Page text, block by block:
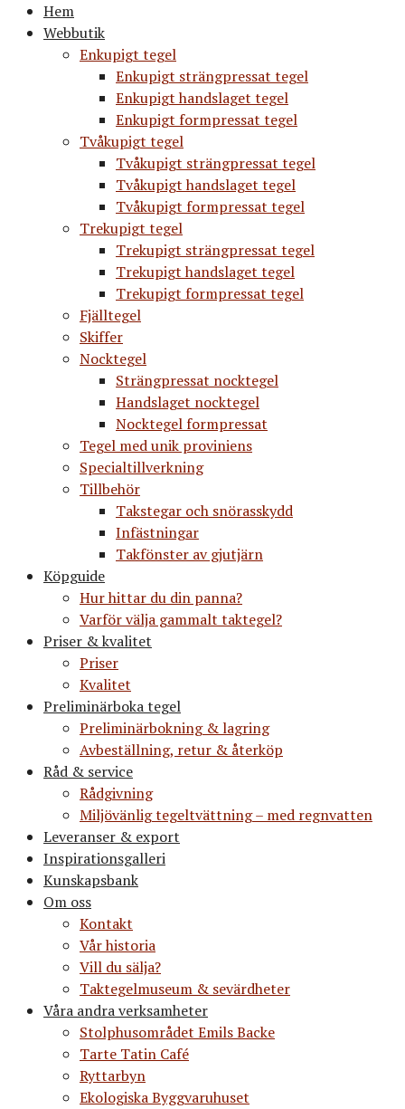
Hem
Webbutik
Enkupigt tegel
Enkupigt strängpressat tegel
Enkupigt handslaget tegel
Enkupigt formpressat tegel
Tvåkupigt tegel
Tvåkupigt strängpressat tegel
Tvåkupigt handslaget tegel
Tvåkupigt formpressat tegel
Trekupigt tegel
Trekupigt strängpressat tegel
Trekupigt handslaget tegel
Trekupigt formpressat tegel
Fjälltegel
Skiffer
Nocktegel
Strängpressat nocktegel
Handslaget nocktegel
Nocktegel formpressat
Tegel med unik proviniens
Specialtillverkning
Tillbehör
Takstegar och snörasskydd
Infästningar
Takfönster av gjutjärn
Köpguide
Hur hittar du din panna?
Varför välja gammalt taktegel?
Priser & kvalitet
Priser
Kvalitet
Preliminärboka tegel
Preliminärbokning & lagring
Avbeställning, retur & återköp
Råd & service
Rådgivning
Miljövänlig tegeltvättning – med regnvatten
Leveranser & export
Inspirationsgalleri
Kunskapsbank
Om oss
Kontakt
Vår historia
Vill du sälja?
Taktegelmuseum & sevärdheter
Våra andra verksamheter
Stolphusområdet Emils Backe
Tarte Tatin Café
Ryttarbyn
Ekologiska Byggvaruhuset